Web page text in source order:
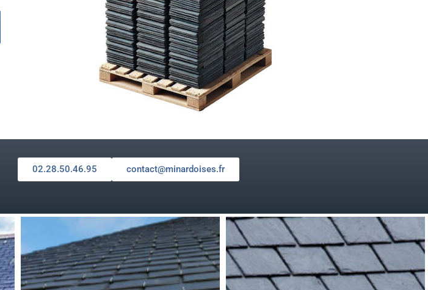
02.28.50.46.95 contact@minardoises.fr